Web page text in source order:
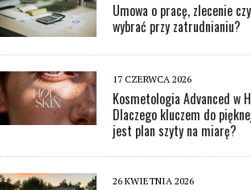
Umowa o pracę, zlecenie
wybrać przy zatrudnianiu?
17 CZERWCA 2026
Kosmetologia Advanced w
Dlaczego kluczem do
jest plan szyty na miarę?
26 KWIETNIA 2026